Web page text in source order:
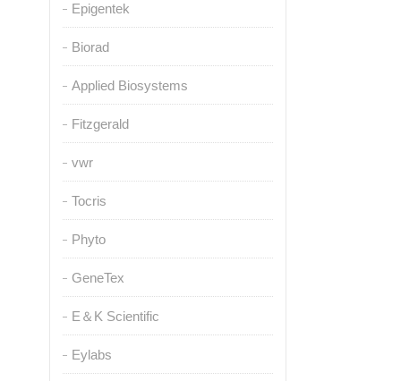
Epigentek
Biorad
Applied Biosystems
Fitzgerald
vwr
Tocris
Phyto
GeneTex
E＆K Scientific
Eylabs